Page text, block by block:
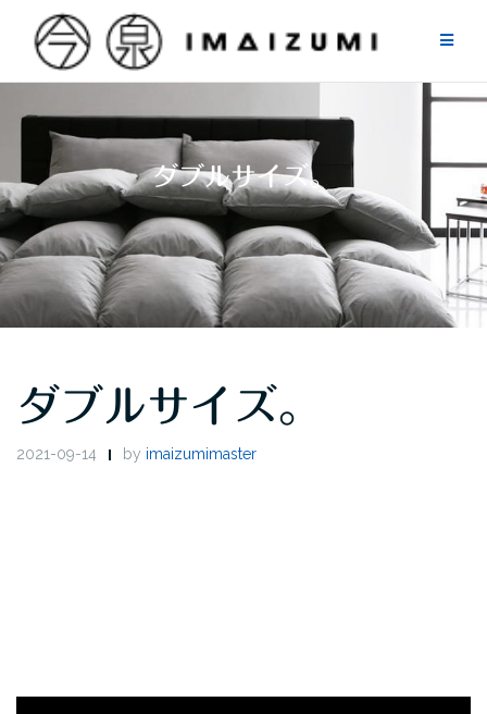
content
ダブルサイズ。
ダブルサイズ。
2021-09-14 by imaizumimaster